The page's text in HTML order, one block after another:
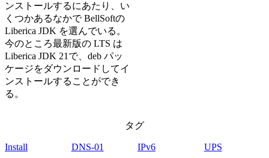
ンストールするにあたり、い
くつかあるなかで BellSoftの
Liberica JDK を選んでいる。
今のところ最新版の LTS は
Liberica JDK 21で、deb パッ
ケージをダウンロードしてイ
ンストールすることができ
る。
タグ
Install DNS-01 IPv6
UPS